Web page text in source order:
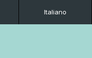
Italiano